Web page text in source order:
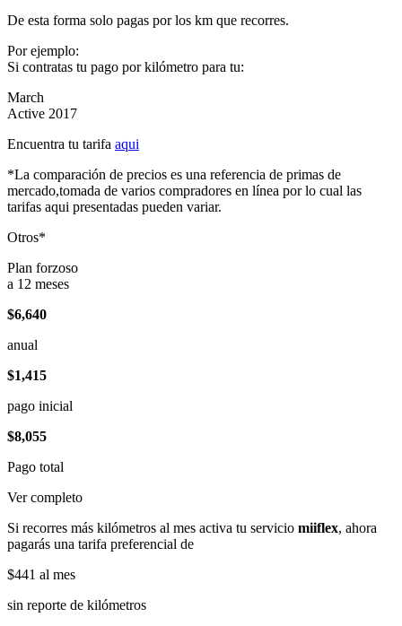
De esta forma solo pagas por los km que recorres.
Por ejemplo:
Si contratas tu pago por kilómetro para tu:
March
Active 2017
Encuentra tu tarifa aqui
*La comparación de precios es una referencia de primas de
mercado,tomada de varios compradores en línea por lo cual las
tarifas aqui presentadas pueden variar.
Otros*
Plan forzoso
a 12 meses
$6,640
anual
$1,415
pago inicial
$8,055
Pago total
Ver completo
Si recorres más kilómetros al mes activa tu servicio miiflex, ahora
pagarás una tarifa preferencial de
$441 al mes
sin reporte de kilómetros